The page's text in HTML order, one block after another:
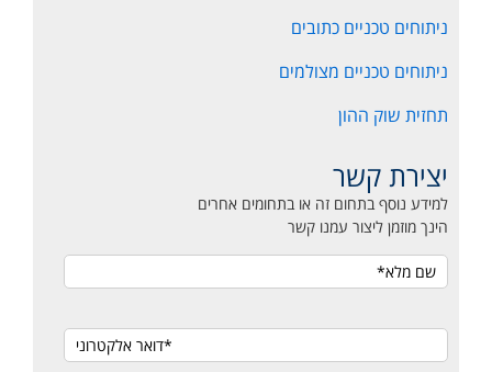
ניתוחים טכניים כתובים
ניתוחים טכניים מצולמים
תחזית שוק ההון
יצירת קשר
למידע נוסף בתחום זה או בתחומים אחרים
הינך מוזמן ליצור עמנו קשר